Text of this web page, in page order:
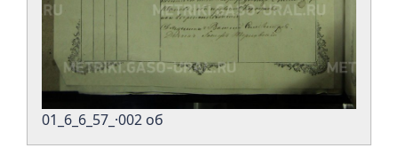
01_6_6_57_·002 об